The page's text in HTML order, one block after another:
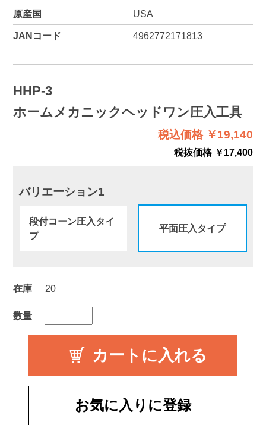
原産国
USA
JANコード 4962772171813
HHP-3
ホームメカニックヘッドワン圧入工具
税込価格 ￥19,140
税抜価格 ￥17,400
バリエーション1
段付コーン圧入タイ
プ
平面圧入タイプ
在庫 20
数量
お気に入りに登録